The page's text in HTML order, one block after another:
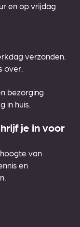
en op vrijdag
verzonden.
over.
bezorging
in huis.
je in voor
van
en